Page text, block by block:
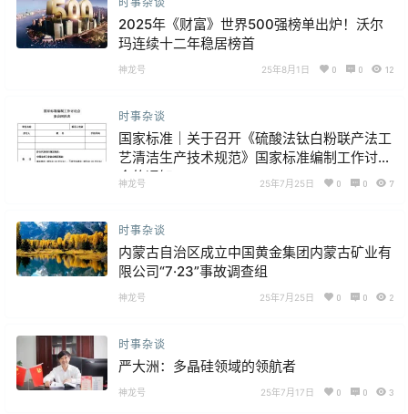
2025年《财富》世界500强榜单出炉！沃尔
玛连续十二年稳居榜首
神龙号 25年8月1日 0 0 12
时事杂谈
国家标准｜关于召开《硫酸法钛白粉联产法工
艺清洁生产技术规范》国家标准编制工作讨论
会的通知
神龙号 25年7月25日 0 0 7
时事杂谈
内蒙古自治区成立中国黄金集团内蒙古矿业有
限公司“7·23”事故调查组
神龙号 25年7月25日 0 0 2
时事杂谈
严大洲：多晶硅领域的领航者
神龙号 25年7月17日 0 0 3